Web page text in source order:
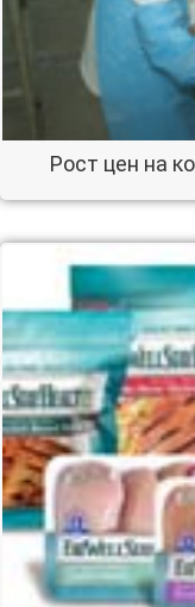
Рост цен на